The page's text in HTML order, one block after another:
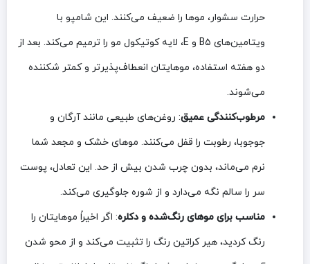
حرارت سشوار، موها را ضعیف می‌کنند. این شامپو با
ویتامین‌های B۵ و E، لایه کوتیکول مو را ترمیم می‌کند. بعد از
دو هفته استفاده، موهایتان انعطاف‌پذیرتر و کمتر شکننده
می‌شوند.
مرطوب‌کنندگی عمیق: روغن‌های طبیعی مانند آرگان و
جوجوبا، رطوبت را قفل می‌کنند. موهای خشک و مجعد شما
نرم می‌ماند، بدون چرب شدن بیش از حد. این تعادل، پوست
سر را سالم نگه می‌دارد و از شوره جلوگیری می‌کند.
مناسب برای موهای رنگ‌شده و دکلره: اگر اخیراً موهایتان را
رنگ کردید، هیر کراتین رنگ را تثبیت می‌کند و از محو شدن